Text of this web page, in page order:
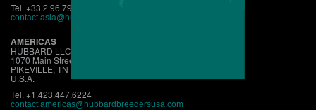
Tel. +33.2.96.79.63.70
contact.asia@hubbardbreeders.com
AMERICAS
HUBBARD LLC
1070 Main Street
PIKEVILLE, TN 37367
U.S.A.
Tel. +1.423.447.6224
contact. americas@hubbardbreedersusa.com